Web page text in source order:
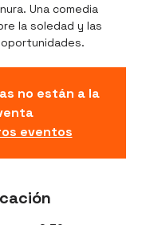
Una comedia
la soledad y las
no están a la
eventos